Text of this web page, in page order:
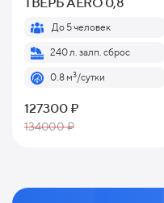
До 5 человек
240 л. залп. сброс
0.8 м3/сутки
127300 ₽
134000 ₽